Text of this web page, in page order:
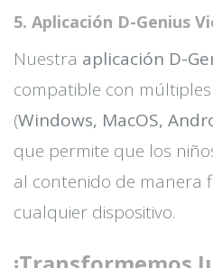
5. Aplicación D-Genius
Nuestra aplicación D-
compatible con
(Windows, MacOS,
que permite que los
al contenido de manera
cualquier dispositivo.